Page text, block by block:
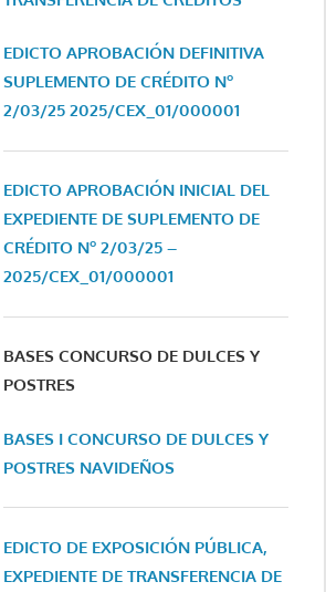
EDICTO APROBACIÓN DEFINITIVA
SUPLEMENTO DE CRÉDITO Nº
2/03/25 2025/CEX_01/000001
EDICTO APROBACIÓN INICIAL DEL
EXPEDIENTE DE SUPLEMENTO DE
CRÉDITO Nº 2/03/25 –
2025/CEX_01/000001
BASES CONCURSO DE DULCES Y
POSTRES
BASES I CONCURSO DE DULCES Y
POSTRES NAVIDEÑOS
EDICTO DE EXPOSICIÓN PÚBLICA,
EXPEDIENTE DE TRANSFERENCIA DE